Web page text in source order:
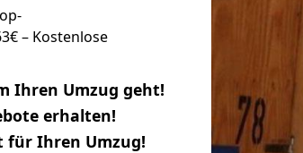
– Kostenlose
Ihren Umzug geht!
erhalten!
für Ihren Umzug!